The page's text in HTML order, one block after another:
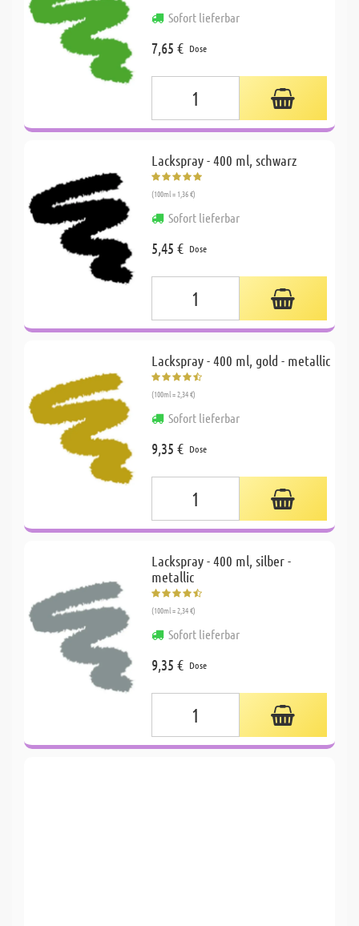
Sofort lieferbar
7,65 € Dose
Lackspray - 400 ml, schwarz
(100ml = 1,36 €)
Sofort lieferbar
5,45 € Dose
Lackspray - 400 ml, gold - metallic
(100ml = 2,34 €)
Sofort lieferbar
9,35 € Dose
Lackspray - 400 ml, silber -
metallic
(100ml = 2,34 €)
Sofort lieferbar
9,35 € Dose